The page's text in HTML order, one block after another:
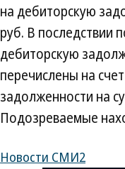
на дебиторскую
руб. В последствии
дебиторскую
перечислены на
задолженности на
Подозреваемые
Новости СМИ2